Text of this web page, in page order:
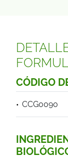
CÓDIGO
CCG0090